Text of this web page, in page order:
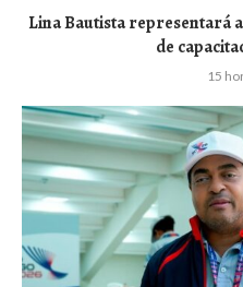
Lina Bautista representará
de
15